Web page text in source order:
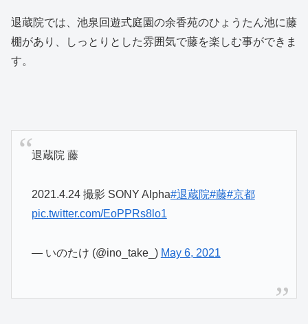
退蔵院では、池泉回遊式庭園の余香苑のひょうたん池に藤
棚があり、しっとりとした雰囲気で藤を楽しむ事ができま
す。
退蔵院 藤
2021.4.24 撮影 SONY Alpha#退蔵院#藤#京都
pic.twitter.com/EoPPRs8lo1
— いのたけ (@ino_take_) May 6, 2021